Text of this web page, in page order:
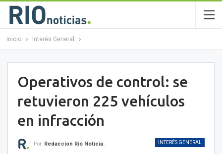
Inicio Interés General
Operativos de control: se
retuvieron 225 vehículos
en infracción
INTERÉS GENERAL
Por Redaccion Rio Noticias OK